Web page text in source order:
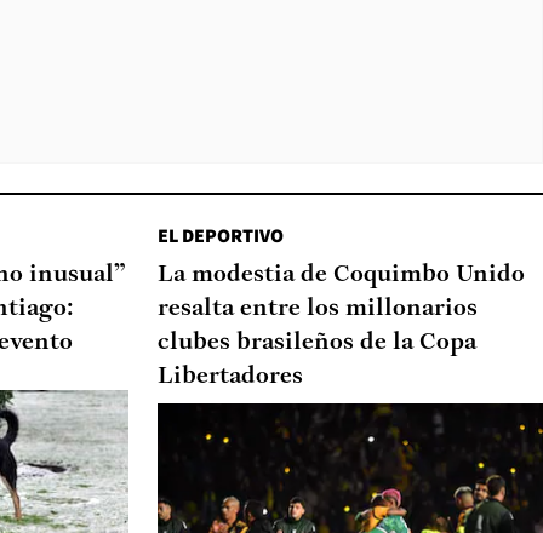
inusual”
EL DEPORTIVO
La modestia de Coquimbo Unido
resalta entre los millonarios
clubes brasileños de la Copa
Libertadores